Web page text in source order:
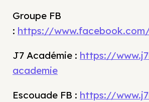
Groupe FB
: https://
J7 Académie : https://
academie
Escouade FB : https://